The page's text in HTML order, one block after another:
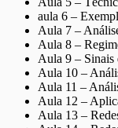
aula 6 –
Aula 7 –
Aula 8 –
Aula 9 – Sinais
Aula 10 –
Aula 11 –
Aula 12 –
Aula 13 –